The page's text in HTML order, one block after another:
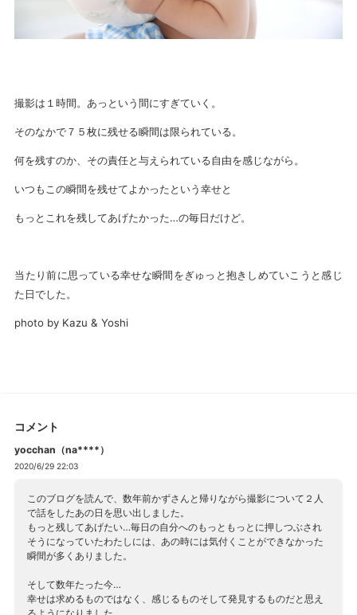
撮影は１時間。あっという間にすぎていく。
そのなかで７５枚に残せる瞬間は限られている。
何を残すのか、その責任と与えられている自由を感じながら。
いつもこの瞬間を残せてよかったという幸せと
もっとこれを残してあげたかった…の毎日だけど。
当たり前に思っている幸せな瞬間をぎゅっと抱きしめていこうと感じ
た日でした。
photo by Kazu & Yoshi
コメント
yocchan（na****）
2020/6/29 22:03
このブログを読んで、数年前かずさんと帰りながら撮影について２人
で話をしたあの日を思い出しました。
もっと残してあげたい…毎日の自分へのもっともっとに押しつぶされ
そうになっていたわたしには、あの時には気付くことができなかった
瞬間が多くありました。
そして数年たった今…
幸せは求めるものではなく、感じるものそして発見するものだと思え